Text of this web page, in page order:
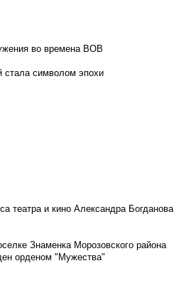
во времена ВОВ
стала символом эпохи
театра и кино Александра Богданова
Знаменка Морозовского района
орденом "Мужества"